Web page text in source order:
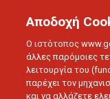
Αποδοχή
Ο ιστότοπος
άλλες παρόμοιες
λειτουργία του
παρέχει τον
και να αλλάζετε